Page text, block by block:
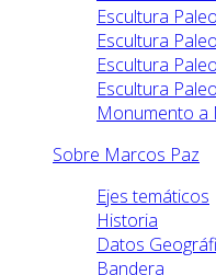
Escultura
Escultura
Escultura
Escultura
Monumento a
Sobre Marcos Paz
Ejes temáticos
Historia
Datos
Bandera